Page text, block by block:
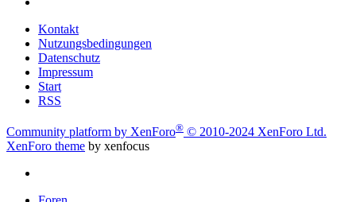
Kontakt
Nutzungsbedingungen
Datenschutz
Impressum
Start
RSS
Community platform by XenForo® © 2010-2024 XenForo Ltd.
XenForo theme by xenfocus